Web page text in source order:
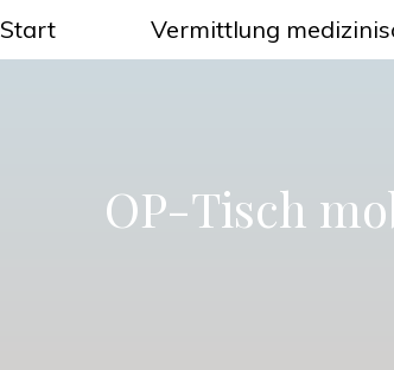
Start Vermittlung
OP-Tisch